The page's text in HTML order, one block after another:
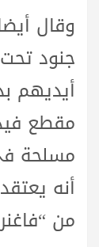
وقال
جنود
أيديهم
مقطع
مسلحة
أنه
من